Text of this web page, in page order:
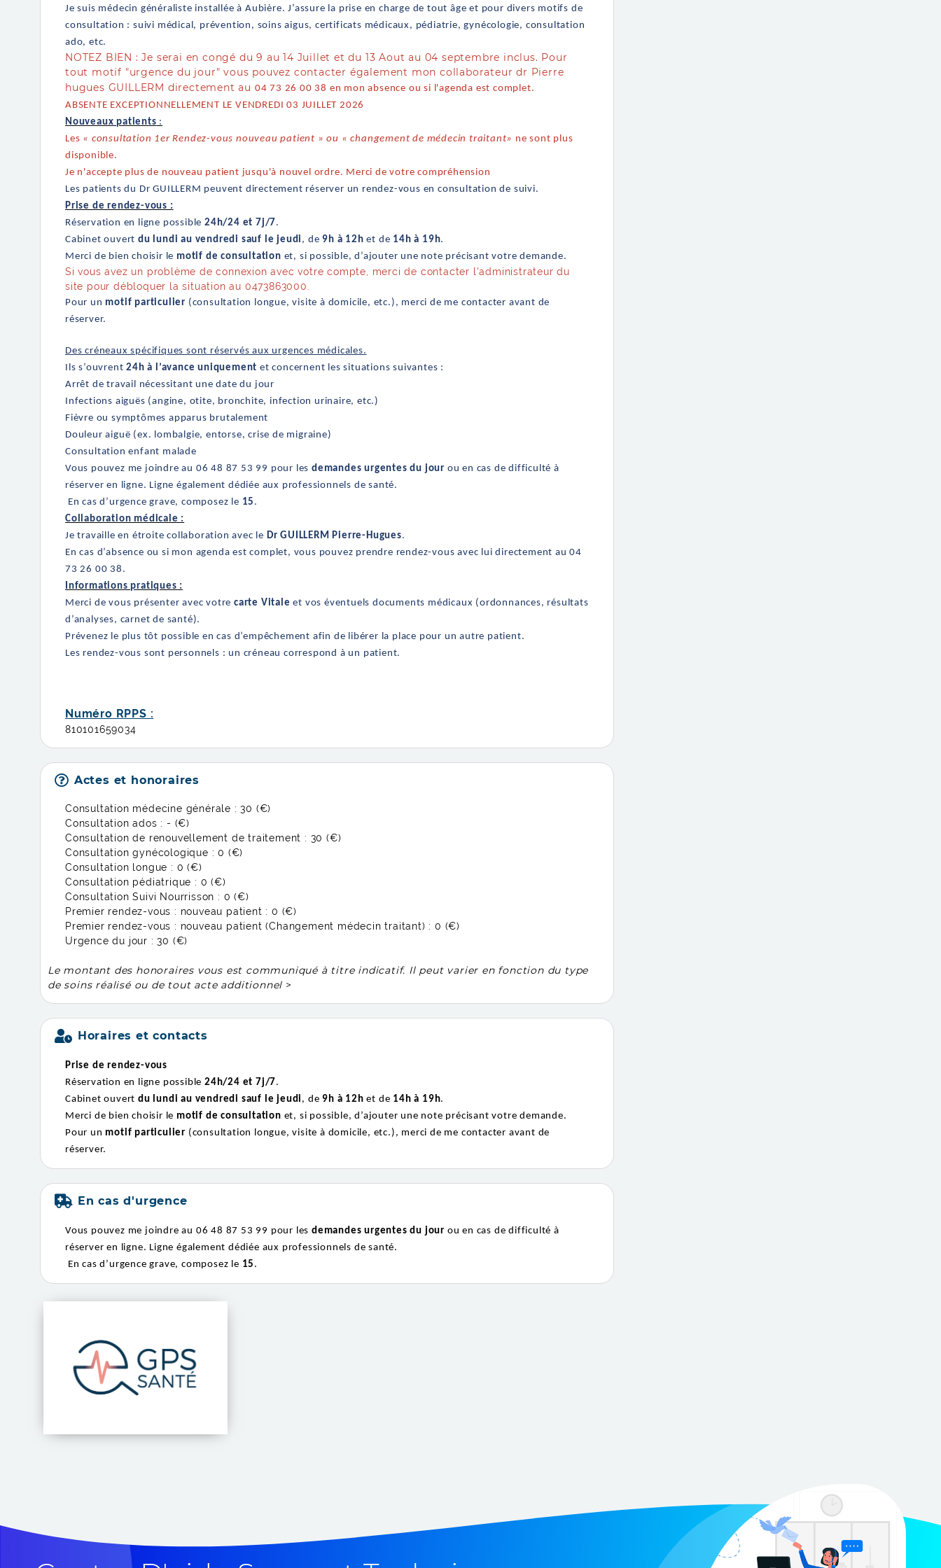
Je suis médecin généraliste installée à Aubière. J’assure la prise en charge de tout âge et pour divers motifs de
consultation : suivi médical, prévention, soins aigus, certificats médicaux, pédiatrie, gynécologie, consultation
ado, etc.
NOTEZ BIEN : Je serai en congé du 9 au 14 Juillet et du 13 Aout au 04 septembre inclus. Pour
tout motif "urgence du jour" vous pouvez contacter également mon collaborateur dr Pierre
hugues GUILLERM directement au 04 73 26 00 38 en mon absence ou si l'agenda est complet.
ABSENTE EXCEPTIONNELLEMENT LE VENDREDI 03 JUILLET 2026
Nouveaux patients :
Les « consultation 1er Rendez-vous nouveau patient » ou « changement de médecin traitant» ne sont plus
disponible.
Je n'accepte plus de nouveau patient jusqu'à nouvel ordre. Merci de votre compréhension
Les patients du Dr GUILLERM peuvent directement réserver un rendez-vous en consultation de suivi.
Prise de rendez-vous :
Réservation en ligne possible 24h/24 et 7j/7 .
Cabinet ouvert du lundi au vendredi sauf le jeudi , de9h à 12h et de 14h à 19h.
Merci de bien choisir le motif de consultation et, si possible, d’ajouter une note précisant votre demande.
Si vous avez un problème de connexion avec votre compte, merci de contacter l'administrateur du
site pour débloquer la situation au 0473863000.
Pour un motif particulier (consultation longue, visite à domicile, etc.), merci de me contacter avant de
réserver.
Des créneaux spécifiques sont réservés aux urgences médicales.
Ils s’ouvrent24h à l’avance uniquement et concernent les situations suivantes :
Arrêt de travail nécessitant une date du jour
Infections aiguës (angine, otite, bronchite, infection urinaire, etc.)
Fièvre ou symptômes apparus brutalement
Douleur aiguë (ex. lombalgie, entorse, crise de migraine)
Consultation enfant malade
Vous pouvez me joindre au 06 48 87 53 99 pour les demandes urgentes du jour ou en cas de difficulté à
réserver en ligne. Ligne également dédiée aux professionnels de santé.
En cas d’urgence grave, composez le 15 .
Collaboration médicale :
Je travaille en étroite collaboration avec le Dr GUILLERM Pierre-Hugues.
En cas d’absence ou si mon agenda est complet, vous pouvez prendre rendez-vous avec lui directement au04
73 26 00 38.
Informations pratiques :
Merci de vous présenter avec votre carte Vitale et vos éventuels documents médicaux (ordonnances, résultats
d’analyses, carnet de santé).
Prévenez le plus tôt possible en cas d’empêchement afin de libérer la place pour un autre patient.
Les rendez-vous sont personnels : un créneau correspond à un patient.
Numéro RPPS :
810101659034
Actes et honoraires
Consultation médecine générale :30 (€)
Consultation ados : - (€)
Consultation de renouvellement de traitement : 30 (€)
Consultation gynécologique :0 (€)
Consultation longue : 0 (€)
Consultation pédiatrique : 0 (€)
Consultation Suivi Nourrisson : 0 (€)
Premier rendez-vous : nouveau patient : 0 (€)
Premier rendez-vous : nouveau patient (Changement médecin traitant) : 0 (€)
Urgence du jour :30 (€)
Le montant des honoraires vous est communiqué à titre indicatif. Il peut varier en fonction du type
de soins réalisé ou de tout acte additionnel >
Horaires et contacts
Prise de rendez-vous
Réservation en ligne possible 24h/24 et 7j/7 .
Cabinet ouvert du lundi au vendredi sauf le jeudi , de9h à 12h et de 14h à 19h.
Merci de bien choisir le motif de consultation et, si possible, d’ajouter une note précisant votre demande.
Pour un motif particulier (consultation longue, visite à domicile, etc.), merci de me contacter avant de
réserver.
En cas d'urgence
Vous pouvez me joindre au 06 48 87 53 99 pour les demandes urgentes du jour ou en cas de difficulté à
réserver en ligne. Ligne également dédiée aux professionnels de santé.
En cas d’urgence grave, composez le 15 .